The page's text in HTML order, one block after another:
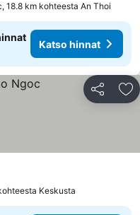
18.8 km kohteesta An Thoi
Katso hinnat
Jaa
Keskusta